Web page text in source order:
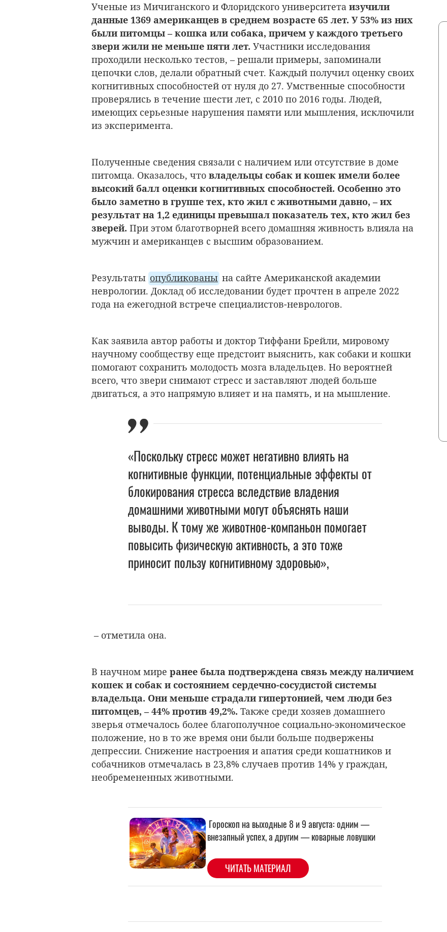
Ученые из Мичиганского и Флоридского университета изучили
данные 1369 американцев в среднем возрасте 65 лет. У 53% из них
были питомцы – кошка или собака, причем у каждого третьего
звери жили не меньше пяти лет. Участники исследования
проходили несколько тестов, – решали примеры, запоминали
цепочки слов, делали обратный счет. Каждый получил оценку своих
когнитивных способностей от нуля до 27. Умственные способности
проверялись в течение шести лет, с 2010 по 2016 годы. Людей,
имеющих серьезные нарушения памяти или мышления, исключили
из эксперимента.
Полученные сведения связали с наличием или отсутствие в доме
питомца. Оказалось, что владельцы собак и кошек имели более
высокий балл оценки когнитивных способностей. Особенно это
было заметно в группе тех, кто жил с животными давно, – их
результат на 1,2 единицы превышал показатель тех, кто жил без
зверей. При этом благотворней всего домашняя живность влияла на
мужчин и американцев с высшим образованием.
Результаты опубликованы на сайте Американской академии
неврологии. Доклад об исследовании будет прочтен в апреле 2022
года на ежегодной встрече специалистов-неврологов.
Как заявила автор работы и доктор Тиффани Брейли, мировому
научному сообществу еще предстоит выяснить, как собаки и кошки
помогают сохранить молодость мозга владельцев. Но вероятней
всего, что звери снимают стресс и заставляют людей больше
двигаться, а это напрямую влияет и на память, и на мышление.
«Поскольку стресс может негативно влиять на
когнитивные функции, потенциальные эффекты от
блокирования стресса вследствие владения
домашними животными могут объяснять наши
выводы. К тому же животное-компаньон помогает
повысить физическую активность, а это тоже
приносит пользу когнитивному здоровью»,
– отметила она.
В научном мире ранее была подтверждена связь между наличием
кошек и собак и состоянием сердечно-сосудистой системы
владельца. Они меньше страдали гипертонией, чем люди без
питомцев, – 44% против 49,2%. Также среди хозяев домашнего
зверья отмечалось более благополучное социально-экономическое
положение, но в то же время они были больше подвержены
депрессии. Снижение настроения и апатия среди кошатников и
собачников отмечалась в 23,8% случаев против 14% у граждан,
необремененных животными.